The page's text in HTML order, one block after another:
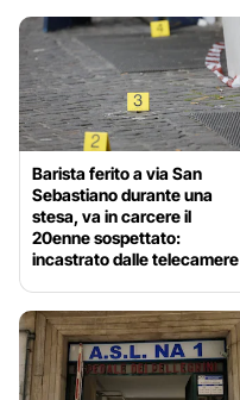
Barista ferito a via San
Sebastiano durante una
stesa, va in carcere il
20enne sospettato:
incastrato dalle telecamere